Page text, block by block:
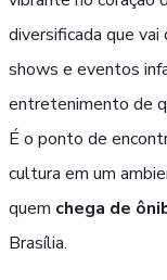
diversificada que vai
shows e eventos
entretenimento de
É o ponto de
cultura em um
quem chega de
Brasília.